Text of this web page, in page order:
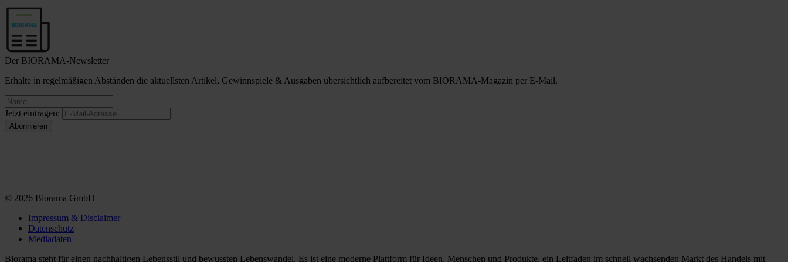
Der BIORAMA-Newsletter
Erhalte in regelmäßigen Abständen die aktuellsten Artikel, Gewinnspiele & Ausgaben übersichtlich aufbereitet vom BIORAMA-Magazin per E-Mail.
Jetzt eintragen:
© 2026 Biorama GmbH
Impressum & Disclaimer
Datenschutz
Mediadaten
Biorama steht für einen nachhaltigen Lebensstil und bewussten Lebenswandel. Es ist eine moderne Plattform für Ideen, Menschen und Produkte, ein Leitfaden im schnell wachsenden Markt des Handels mit